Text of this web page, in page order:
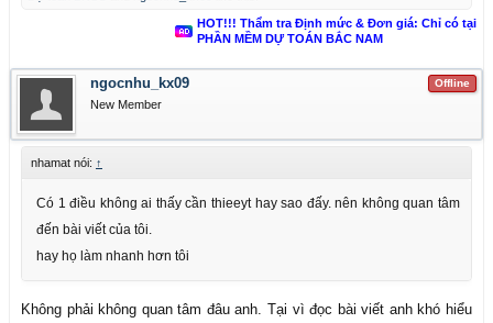
HOT!!! Thẩm tra Định mức & Đơn giá: Chỉ có tại
PHẦN MỀM DỰ TOÁN BẮC NAM
Offline
ngocnhu_kx09
New Member
nhamat nói: ↑
Có 1 điều không ai thấy cần thieeyt hay sao đấy. nên không quan tâm
đến bài viết của tôi.
hay họ làm nhanh hơn tôi
Không phải không quan tâm đâu anh. Tại vì đọc bài viết anh khó hiểu